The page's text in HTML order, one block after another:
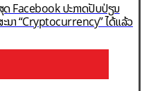
ດ Facebook ປະກາດປັບປ່ຽນ
ະນາ “Cryptocurrency” ໄດ້ແລ້ວ